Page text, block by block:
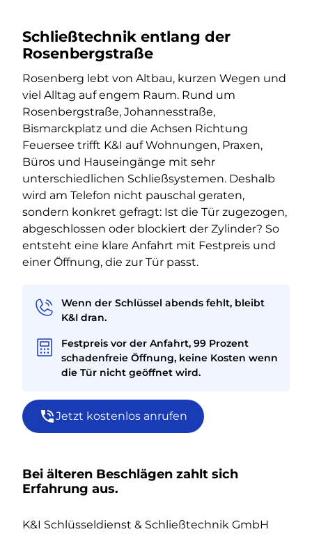
Schließtechnik entlang der
Rosenbergstraße
Rosenberg lebt von Altbau, kurzen Wegen und
viel Alltag auf engem Raum. Rund um
Rosenbergstraße, Johannesstraße,
Bismarckplatz und die Achsen Richtung
Feuersee trifft K&I auf Wohnungen, Praxen,
Büros und Hauseingänge mit sehr
unterschiedlichen Schließsystemen. Deshalb
wird am Telefon nicht pauschal geraten,
sondern konkret gefragt: Ist die Tür zugezogen,
abgeschlossen oder blockiert der Zylinder? So
entsteht eine klare Anfahrt mit Festpreis und
einer Öffnung, die zur Tür passt.
Wenn der Schlüssel abends fehlt, bleibt
K&I dran.
Festpreis vor der Anfahrt, 99 Prozent
schadenfreie Öffnung, keine Kosten wenn
die Tür nicht geöffnet wird.
Jetzt kostenlos anrufen
Bei älteren Beschlägen zahlt sich
Erfahrung aus.
K&I Schlüsseldienst & Schließtechnik GmbH